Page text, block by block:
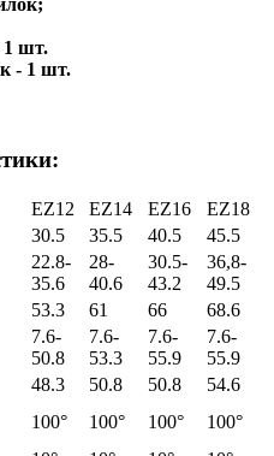
1 шт.
- 1 шт.
EZ12 EZ14 EZ16
EZ18
30.5 35.5 40.5
45.5
22.8-
35.6
28-
40.6
30.5-
43.2
36,8-
49.5
53.3 61 66
68.6
7.6-
50.8
7.6-
53.3
7.6-
55.9
7.6-
55.9
48.3 50.8 50.8
54.6
100° 100° 100°
100°